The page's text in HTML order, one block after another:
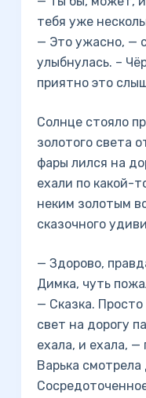
тебя уже
— Это ужасно, —
улыбнулась. –
приятно это
Солнце стояло
золотого света
фары лился на
ехали по какой-
неким золотым
сказочного
— Здорово,
Димка, чуть
— Сказка.
свет на дорогу
ехала, и ехала, —
Варька